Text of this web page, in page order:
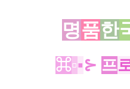
명품한
⌘▫▪⊱ 프